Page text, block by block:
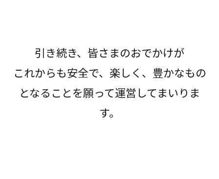
引き続き、皆さまのおでかけが
これからも安全で、楽しく、豊かなもの
となることを願って運営してまいりま
す。